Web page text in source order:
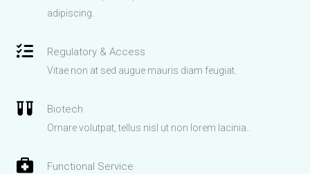
adipiscing.
Regulatory & Access
Vitae non at sed augue mauris diam feugiat.
Biotech
Ornare volutpat, tellus nisl ut non lorem lacinia..
Functional Service